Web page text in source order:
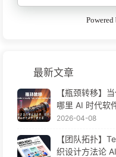
Powered
最新文章
【瓶颈转移】
哪里 AI 时代
2026-04-08
【团队拓扑】
织设计方法论